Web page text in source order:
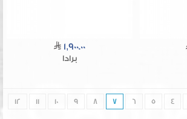
1,900.00
برادا
4
5
6
7
8
9
10
11
12